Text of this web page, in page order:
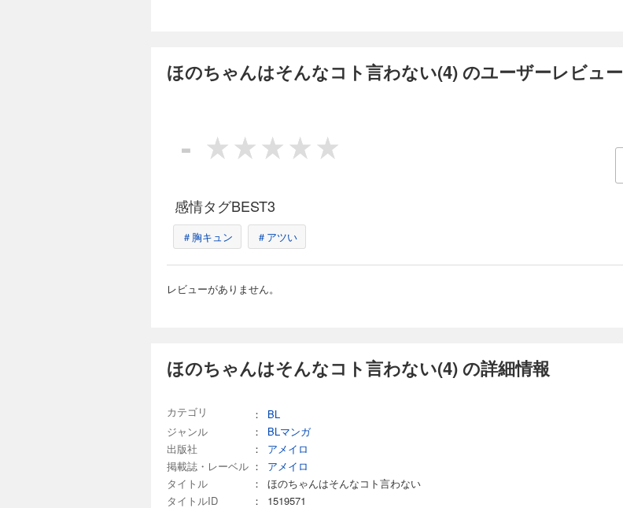
ほのちゃんはそんなコト言わない(4) のユーザーレビュー
-
感情タグBEST3
＃胸キュン ＃アツい
レビューがありません。
ほのちゃんはそんなコト言わない(4) の詳細情報
カテゴリ ：
BL
ジャンル
：
BLマンガ
出版社
：
アメイロ
掲載誌・レーベル ：
アメイロ
タイトル
：
ほのちゃんはそんなコト言わない
タイトルID
：
1519571